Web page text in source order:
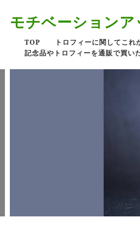
モチベーション
TOP トロフィーに関してこ
記念品やトロフィーを通販で買い